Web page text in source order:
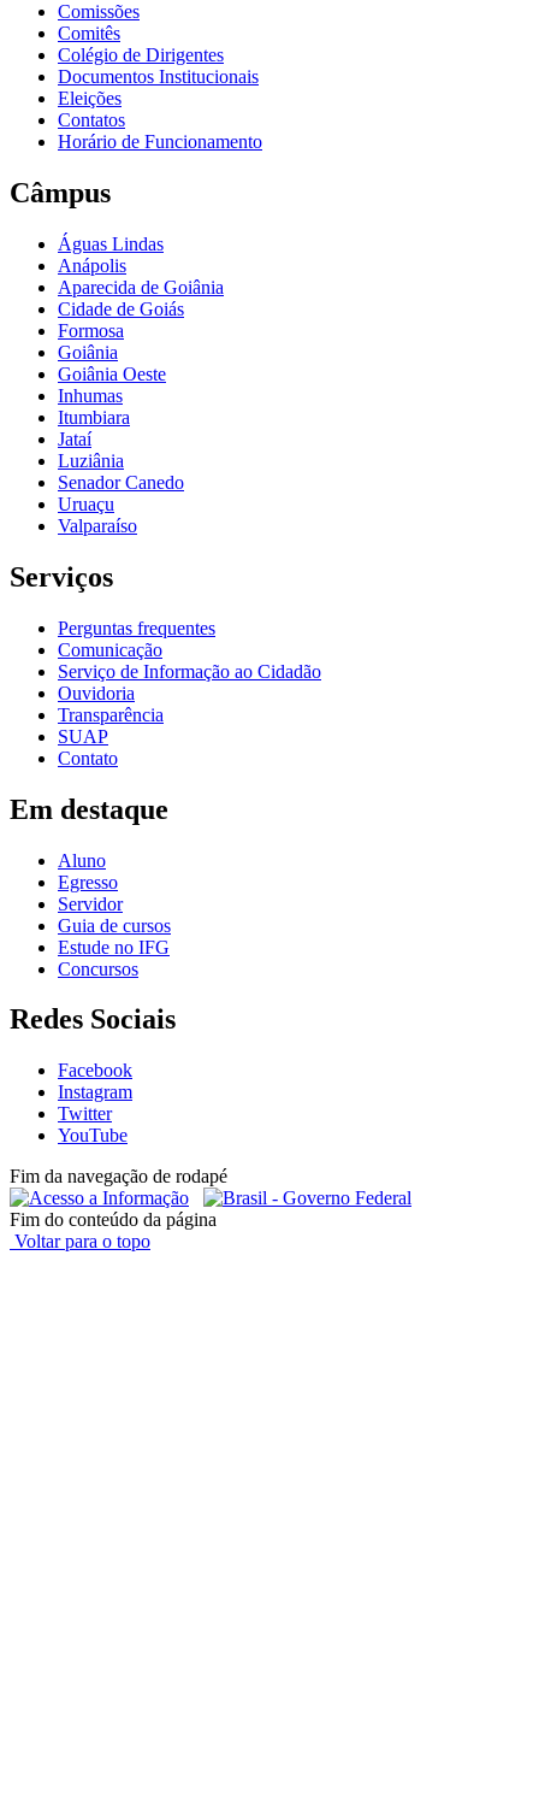
Comissões
Comitês
Colégio de Dirigentes
Documentos Institucionais
Eleições
Contatos
Horário de Funcionamento
Câmpus
Águas Lindas
Anápolis
Aparecida de Goiânia
Cidade de Goiás
Formosa
Goiânia
Goiânia Oeste
Inhumas
Itumbiara
Jataí
Luziânia
Senador Canedo
Uruaçu
Valparaíso
Serviços
Perguntas frequentes
Comunicação
Serviço de Informação ao Cidadão
Ouvidoria
Transparência
SUAP
Contato
Em destaque
Aluno
Egresso
Servidor
Guia de cursos
Estude no IFG
Concursos
Redes Sociais
Facebook
Instagram
Twitter
YouTube
Fim da navegação de rodapé
Fim do conteúdo da página
Voltar para o topo